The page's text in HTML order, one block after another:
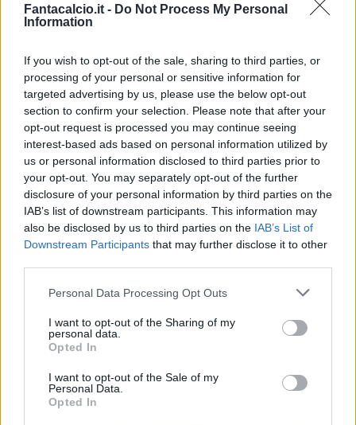
Fantacalcio.it - Do Not Process My Personal
Information
If you wish to opt-out of the sale, sharing to third parties, or
processing of your personal or sensitive information for
targeted advertising by us, please use the below opt-out
section to confirm your selection. Please note that after your
opt-out request is processed you may continue seeing
interest-based ads based on personal information utilized by
us or personal information disclosed to third parties prior to
your opt-out. You may separately opt-out of the further
disclosure of your personal information by third parties on the
IAB’s list of downstream participants. This information may
also be disclosed by us to third parties on the IAB’s List of
Downstream Participants that may further disclose it to other
Personal Data Processing Opt Outs
I want to opt-out of the Sharing of my
personal data.
Opted In
I want to opt-out of the Sale of my
Personal Data.
Opted In
Classic Mantra
Riepilogo stagione
Titolare 22 - 59
13 - 35